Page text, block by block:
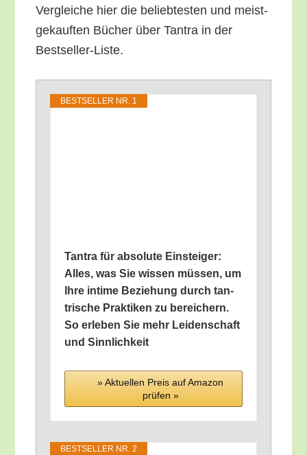
Ver­glei­che hier die belieb­tes­ten und meist­
ge­kauf­ten Bücher über Tan­tra in der
Bestseller-Liste.
BEST­SEL­LER NR. 1
Tan­tra für abso­lu­te Ein­stei­ger:
Alles, was Sie wis­sen müs­sen, um
Ihre inti­me Bezie­hung durch tan­
tri­sche Prak­ti­ken zu berei­chern.
So erle­ben Sie mehr Lei­den­schaft
und Sinnlichkeit
» Aktu­el­len Preis auf Ama­zon
prü­fen »
BEST­SEL­LER NR. 2